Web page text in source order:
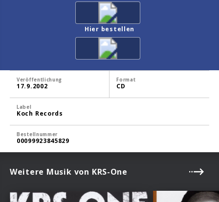
Hier bestellen
Veröffentlichung
17.9.2002
Format
CD
Label
Koch Records
Bestellnummer
00099923845829
Weitere Musik von KRS-One